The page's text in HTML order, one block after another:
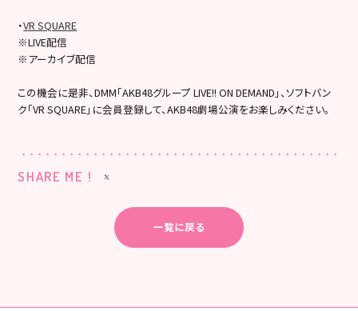
・VR SQUARE
※LIVE配信
※アーカイブ配信
この機会に是非、DMM「AKB48グループ LIVE!! ON DEMAND」、ソフトバン
ク「VR SQUARE」に会員登録して、AKB48劇場公演をお楽しみください。
SHARE ME !
一覧に戻る